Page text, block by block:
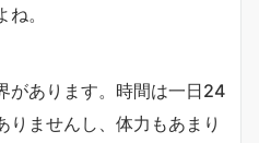
。
があります。時間は一日24
りませんし、体力もあまり